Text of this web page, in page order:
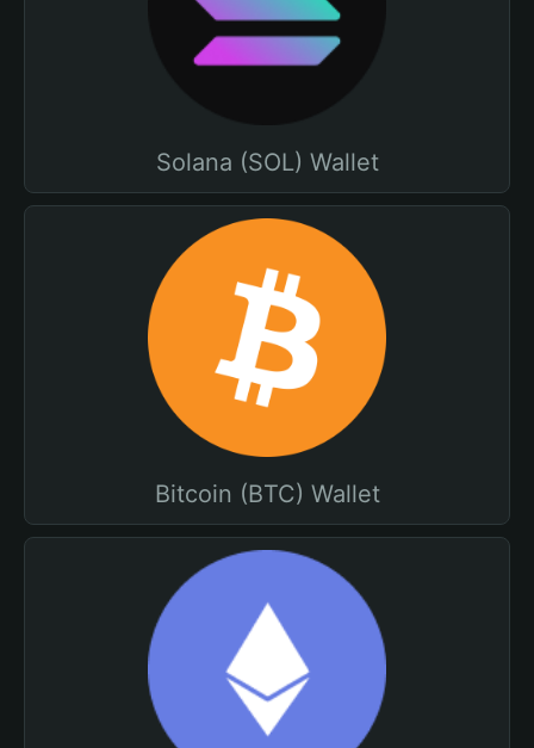
Solana (SOL) Wallet
Bitcoin (BTC) Wallet